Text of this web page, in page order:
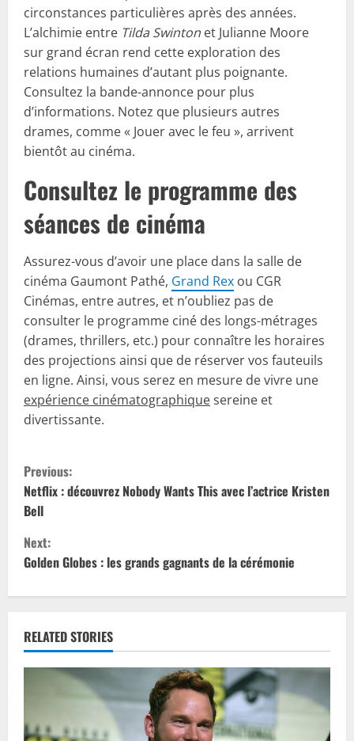
circonstances particulières après des années.
L’alchimie entre Tilda Swinton et Julianne Moore
sur grand écran rend cette exploration des
relations humaines d’autant plus poignante.
Consultez la bande-annonce pour plus
d’informations. Notez que plusieurs autres
drames, comme « Jouer avec le feu », arrivent
bientôt au cinéma.
Consultez le programme des
séances de cinéma
Assurez-vous d’avoir une place dans la salle de
cinéma Gaumont Pathé, Grand Rex ou CGR
Cinémas, entre autres, et n’oubliez pas de
consulter le programme ciné des longs-métrages
(drames, thrillers, etc.) pour connaître les horaires
des projections ainsi que de réserver vos fauteuils
en ligne. Ainsi, vous serez en mesure de vivre une
expérience cinématographiquesereine et
divertissante.
C
o
n
t
i
n
u
e
R
Previous:
Netflix : découvrez Nobody Wants This avec l’actrice Kristen
Bell
Next:
Golden Globes : les grands gagnants de la cérémonie
RELATED STORIES